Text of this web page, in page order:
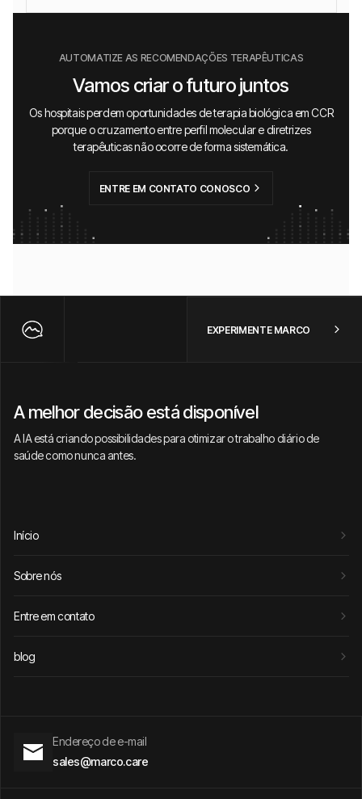
AUTOMATIZE AS RECOMENDAÇÕES TERAPÊUTICAS
Vamos criar o futuro juntos
Os hospitais perdem oportunidades de terapia biológica em CCR
porque o cruzamento entre perfil molecular e diretrizes
terapêuticas não ocorre de forma sistemática.
ENTRE EM CONTATO CONOSCO
EXPERIMENTE MARCO
A melhor decisão está disponível
A IA está criando possibilidades para otimizar o trabalho diário de
saúde como nunca antes.
Início
Sobre nós
Entre em contato
blog
Endereço de e-mail
sales@marco.care